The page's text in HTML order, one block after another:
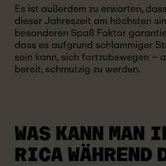
Es ist außerdem zu erwarten,
dieser Jahreszeit am höchsten
besonderen Spaß Faktor
dass es aufgrund schlammiger
sein kann, sich fortzubewegen –
bereit, schmutzig zu werden.
WAS KANN MAN
RICA WÄHREND